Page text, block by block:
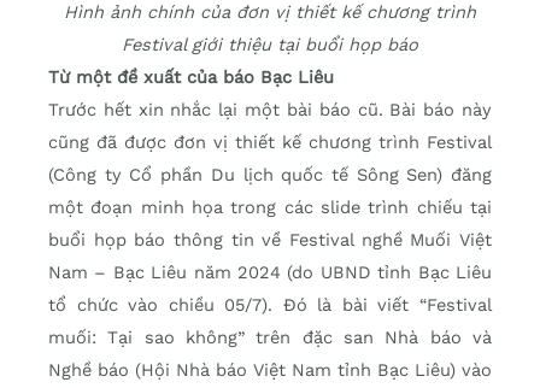
Hình ảnh chính của đơn vị thiết kế chương trình
Festival giới thiệu tại buổi họp báo
Từ một đề xuất của báo Bạc Liêu
Trước hết xin nhắc lại một bài báo cũ. Bài báo này
cũng đã được đơn vị thiết kế chương trình Festival
(Công ty Cổ phần Du lịch quốc tế Sông Sen) đăng
một đoạn minh họa trong các slide trình chiếu tại
buổi họp báo thông tin về Festival nghề Muối Việt
Nam – Bạc Liêu năm 2024 (do UBND tỉnh Bạc Liêu
tổ chức vào chiều 05/7). Đó là bài viết “Festival
muối: Tại sao không” trên đặc san Nhà báo và
Nghề báo (Hội Nhà báo Việt Nam tỉnh Bạc Liêu) vào